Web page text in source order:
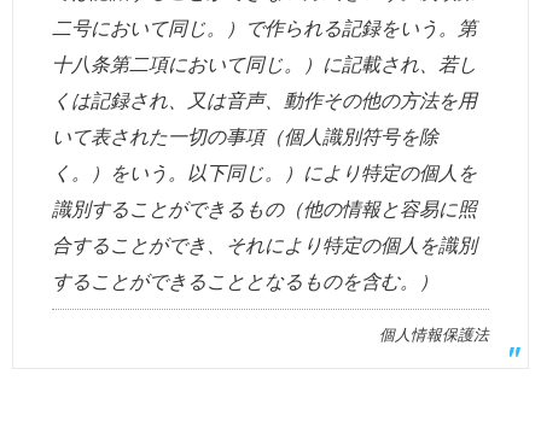
二号において同じ。）で作られる記録をいう。第
十八条第二項において同じ。）に記載され、若し
くは記録され、又は音声、動作その他の方法を用
いて表された一切の事項（個人識別符号を除
く。）をいう。以下同じ。）により特定の個人を
識別することができるもの（他の情報と容易に照
合することができ、それにより特定の個人を識別
することができることとなるものを含む。）
個人情報保護法